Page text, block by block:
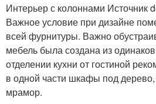
Интерьер с колоннами Источник
Важное условие при дизайне
всей фурнитуры. Важно
мебель была создана из
отделении кухни от гостиной
в одной части шкафы под
мрамор.